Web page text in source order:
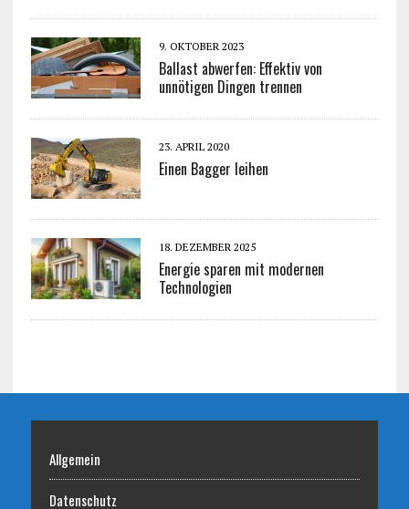
9. OKTOBER 2023
Ballast abwerfen: Effektiv von
unnötigen Dingen trennen
23. APRIL 2020
Einen Bagger leihen
18. DEZEMBER 2025
Energie sparen mit modernen
Technologien
Allgemein
Datenschutz